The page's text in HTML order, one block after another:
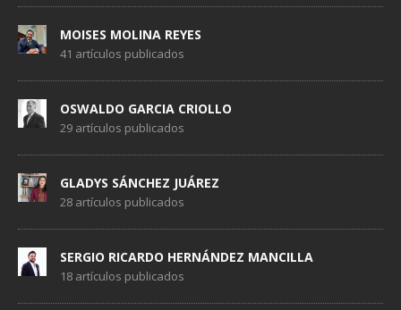
MOISES MOLINA REYES
41 artículos publicados
OSWALDO GARCIA CRIOLLO
29 artículos publicados
GLADYS SÁNCHEZ JUÁREZ
28 artículos publicados
SERGIO RICARDO HERNÁNDEZ MANCILLA
18 artículos publicados